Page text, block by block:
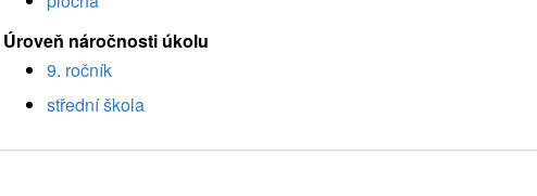
Úroveň náročnosti úkolu
9. ročník
střední škola